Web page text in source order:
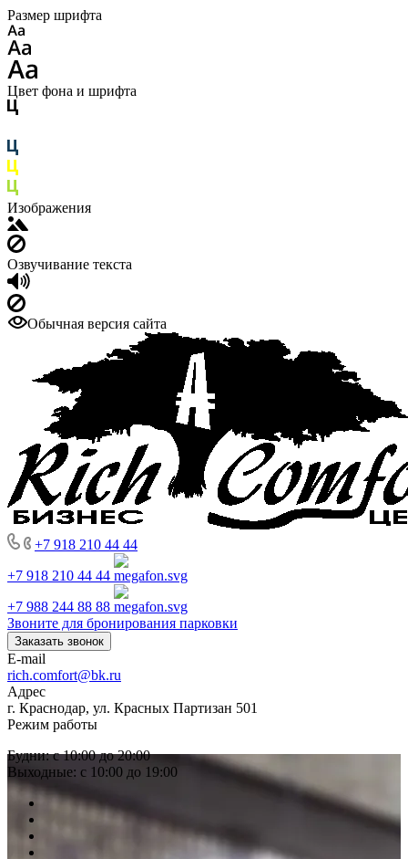
Размер шрифта
Цвет фона и шрифта
Изображения
Озвучивание текста
Обычная версия сайта
+7 918 210 44 44
+7 918 210 44 44
+7 988 244 88 88
Звоните для бронирования парковки
Заказать звонок
E-mail
rich.comfort@bk.ru
Адрес
г. Краснодар, ул. Красных Партизан 501
Режим работы
Будни: с 10:00 до 20:00
Выходные: с 10:00 до 19:00